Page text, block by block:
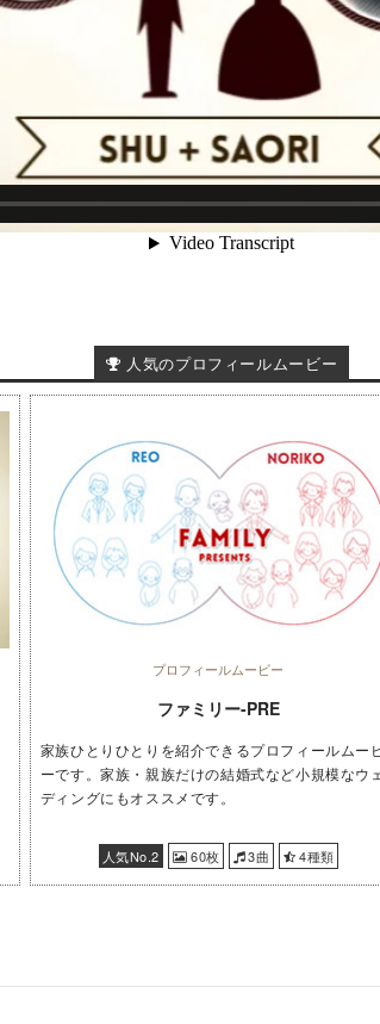
人気のプロフィールムービー
プロフィールムービー
ファミリー-PRE
家族ひとりひとりを紹介できるプロフィールムー
ーです。家族・親族だけの結婚式など小規模なウ
ディングにもオススメです。
人気No.2 60枚 3曲 4種類